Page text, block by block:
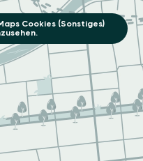
Cookies (Sonstiges)